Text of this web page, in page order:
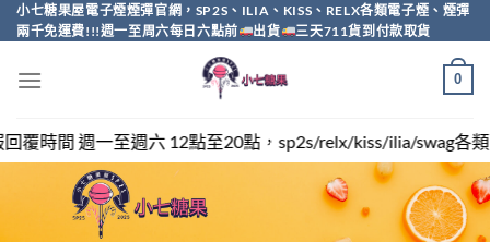
Skip
to
小七糖果屋電子煙煙彈官網，SP2S、ILIA、KISS、RELX各類電子煙、煙彈
兩千免運費!!!週一至周六每日六點前
出貨 三天711貨到付款取貨
0
至20點，sp2s/relx/kiss/ilia/swag各類電子煙煙彈買越多越便